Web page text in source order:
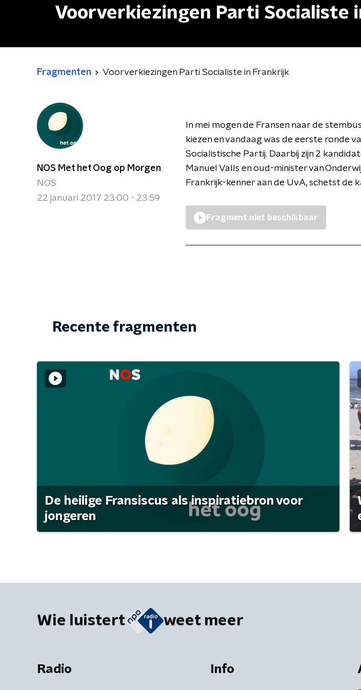
Voorverkiezingen Parti Socialiste
Fragmenten Voorverkiezingen Parti Socialiste in Frankrijk
NOS Met het Oog op Morgen
NOS
22 januari 2017 23:00 - 23:59
In mei mogen de Fransen naar de
kiezen en vandaag was de eerste ronde
Socialistische Partij. Daarbij zijn 2
Manuel Valls en oud-minister van
Frankrijk-kenner aan de UvA, schetst de
Fragment niet beschikbaar
Recente fragmenten
De heilige Fransiscus als inspiratiebron voor
jongeren
Wie luistert weet meer
Radio Info